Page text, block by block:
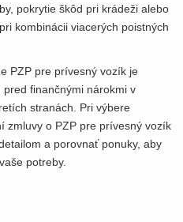
pokrytie škôd pri krádeži alebo
kombinácii viacerých poistných
PZP pre prívesný vozík je
finančnými nárokmi v
stranách. Pri výbere
zmluvy o PZP pre prívesný vozík
a porovnať ponuky, aby
potreby.